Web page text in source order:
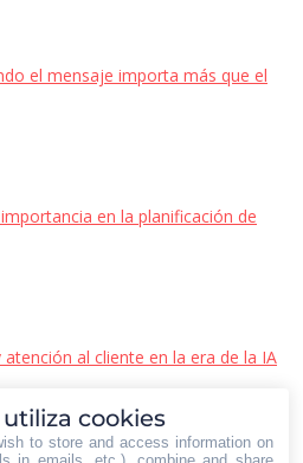
el mensaje importa más que el
en la planificación de
al cliente en la era de la IA
cookies
to store and access information on
in emails, etc.), combine and share